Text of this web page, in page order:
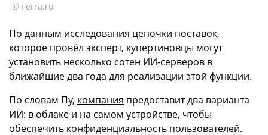
© Ferra.ru
По данным исследования цепочки поставок,
которое провёл эксперт, купертиновцы могут
установить несколько сотен ИИ-серверов в
ближайшие два года для реализации этой функции.
По словам Пу, компания предоставит два варианта
ИИ: в облаке и на самом устройстве, чтобы
обеспечить конфиденциальность пользователей.